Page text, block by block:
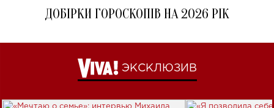
ДОБІРКИ ГОРОСКОПІВ НА 2026 РІК
ЭКСКЛЮЗИВ